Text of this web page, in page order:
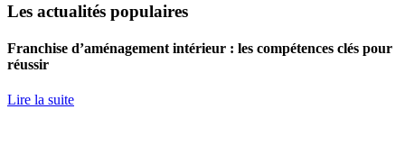
Les actualités populaires
Franchise d’aménagement intérieur : les compétences clés pour
réussir
Lire la suite